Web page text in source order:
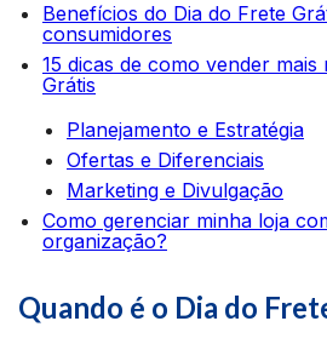
Benefícios do Dia do Frete
consumidores
15 dicas de como vender mais
Grátis
Planejamento e Estratégia
Ofertas e Diferenciais
Marketing e Divulgação
Como gerenciar minha loja
organização?
Quando é o Dia do